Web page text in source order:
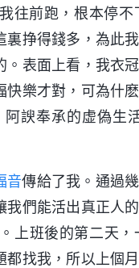
往前跑，根本停
挣得錢多，為此
表面上看，我衣
樂才對，可為什
諛奉承的虚偽生
音傳給了我。通過
們能活出真正人
上班後的第二天
都找我，所以上個